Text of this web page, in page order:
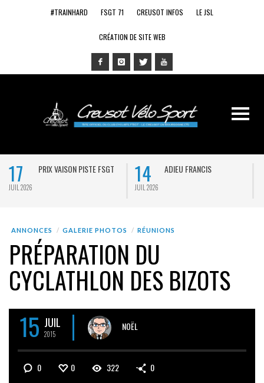
#TRAINHARD FSGT 71 CREUSOT INFOS LE JSL
CRÉATION DE SITE WEB
17
JUIL 2026
PRIX VAISON PISTE FSGT 14
JUIL 2026
ADIEU FRANCIS
ANNONCES GALERIE PHOTOS RÉUNIONS
PRÉPARATION DU
CYCLATHLON DES BIZOTS
15 JUIL
2015
NOËL
0 0 322 0